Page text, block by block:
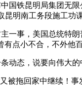
铁昆明局集团无限
明南工务段施工功
事，美国总统特朗
点小不合，不外他
态，说要向伟大的
拖回家中继续！事